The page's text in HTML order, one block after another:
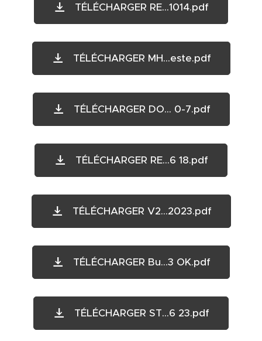
TÉLÉCHARGER RE...1014.pdf
TÉLÉCHARGER MH...este.pdf
TÉLÉCHARGER DO... 0-7.pdf
TÉLÉCHARGER RE...6 18.pdf
TÉLÉCHARGER V2...2023.pdf
TÉLÉCHARGER Bu...3 OK.pdf
TÉLÉCHARGER ST...6 23.pdf